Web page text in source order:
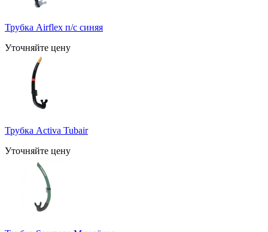
Трубка Airflex п/с синяя
Уточняйте цену
Трубка Activa Tubair
Уточняйте цену